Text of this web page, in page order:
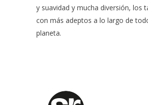
y suavidad y mucha diversión, los
con más adeptos a lo largo de
planeta.